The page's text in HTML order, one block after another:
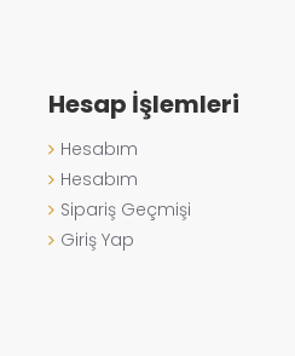
Hesap İşlemleri
Hesabım
Hesabım
Sipariş Geçmişi
Giriş Yap